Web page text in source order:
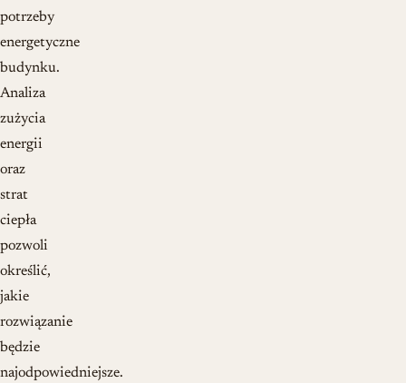
potrzeby
energetyczne
budynku.
Analiza
zużycia
energii
oraz
strat
ciepła
pozwoli
określić,
jakie
rozwiązanie
będzie
najodpowiedniejsze.